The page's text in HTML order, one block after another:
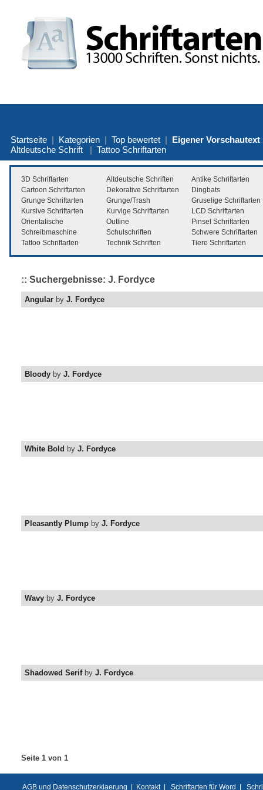
Startseite | Kategorien | Top bewertet | Eigener Vorschautext
Altdeutsche Schrift | Tattoo Schriftarten
3D Schriftarten Altdeutsche Schriften
Antike Schriftarten
Cartoon Schriftarten
Dekorative Schriftarten
Dingbats
Grunge Schriftarten
Grunge/Trash
Gruselige Schriftarten
Kursive Schriftarten
Kurvige Schriftarten
LCD Schriftarten
Orientalische
Outline
Pinsel Schriftarten
Schreibmaschine
Schulschriften
Schwere Schriftarten
Tattoo Schriftarten
Technik Schriften Tiere Schriftarten
:: Suchergebnisse: J. Fordyce
Angular by J. Fordyce
Bloody by J. Fordyce
White Bold by J. Fordyce
Pleasantly Plump by J. Fordyce
Wavy by J. Fordyce
Shadowed Serifby J. Fordyce
Seite 1 von 1
AGB und Datenschutzerklaerung | Kontakt| Schriftarten für Word |